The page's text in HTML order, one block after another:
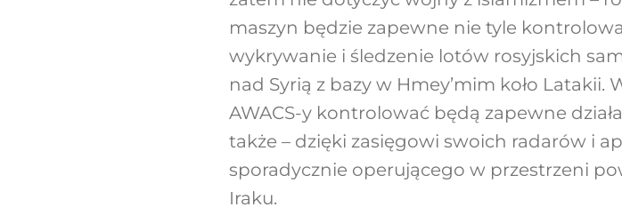
maszyn będzie zapewne nie tyle
wykrywanie i śledzenie lotów rosyjskich
nad Syrią z bazy w Hmey’mim koło Latakii.
AWACS-y kontrolować będą zapewne
także – dzięki zasięgowi swoich radarów i
sporadycznie operującego w przestrzeni
Iraku.